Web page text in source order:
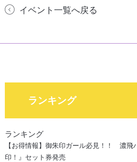
イベント一覧へ戻る
ランキング
ランキング
【お得情報】御朱印ガール必見！！ 濃飛
印！』セット券発売